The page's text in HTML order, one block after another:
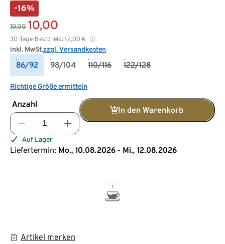
-16%
19,99 10,00
30-Tage-Bestpreis: 12,00 €
inkl. MwSt.zzgl. Versandkosten
86/92 98/104 110/116 122/128
Richtige Größe ermitteln
Anzahl
In den Warenkorb
Auf Lager
Liefertermin: Mo., 10.08.2026 - Mi., 12.08.2026
Artikel merken